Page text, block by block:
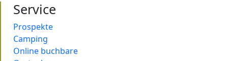
Service
Prospekte
Camping
Online buchbare